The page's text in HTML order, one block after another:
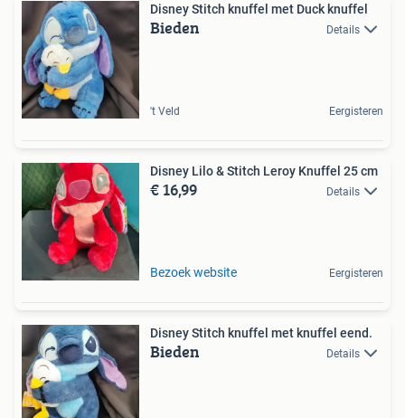
Disney Stitch knuffel met Duck knuffel
Bieden Details
't Veld Eergisteren
Disney Lilo & Stitch Leroy Knuffel 25 cm
€ 16,99 Details
Bezoek website Eergisteren
Disney Stitch knuffel met knuffel eend.
Bieden Details